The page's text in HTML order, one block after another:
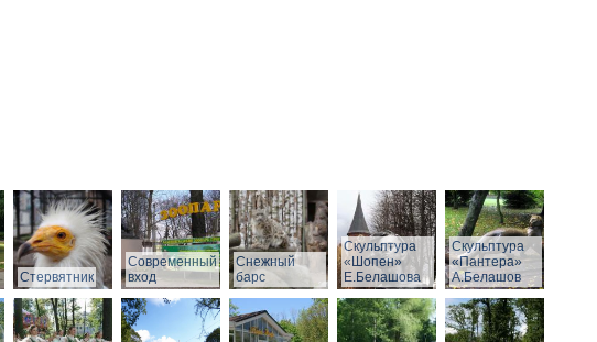
Стервятник
Современный
вход
Снежный
барс
Скульптура
«Шопен»
Е.Белашова
Скульптура
«Пантера»
А.Белашов